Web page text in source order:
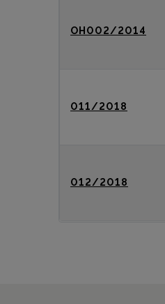
OH002/2014
011/2018
012/2018